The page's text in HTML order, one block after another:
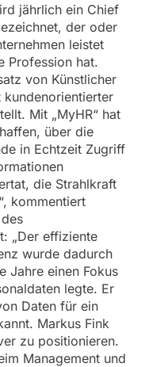
jährlich ein Chief
der oder
leistet
Profession hat.
von Künstlicher
kundenorientierter
Mit „MyHR“ hat
über die
in Echtzeit Zugriff
die Strahlkraft
kommentiert
„Der effiziente
wurde dadurch
Jahre einen Fokus
legte. Er
Daten für ein
Markus Fink
zu positionieren.
Management und